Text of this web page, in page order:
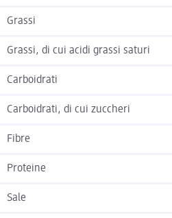
Grassi
Grassi, di cui acidi grassi saturi
Carboidrati
Carboidrati, di cui zuccheri
Fibre
Proteine
Sale